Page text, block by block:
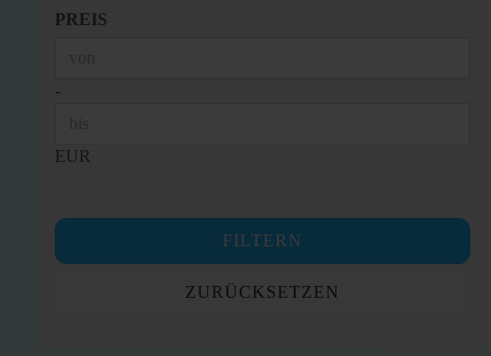
PREIS
PREIS
-
EUR
FILTERN
ZURÜCKSETZEN